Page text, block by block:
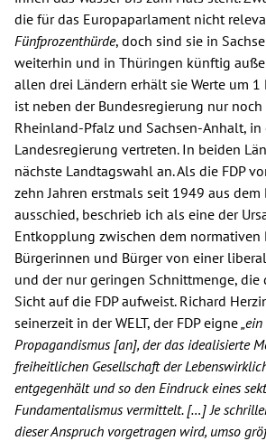
die für das Europaparlament nicht
Fünfprozenthürde, doch sind sie in
weiterhin und in Thüringen künftig
allen drei Ländern erhält sie Werte um 1
ist neben der Bundesregierung nur
Rheinland-Pfalz und Sachsen-Anhalt, in
Landesregierung vertreten. In beiden
nächste Landtagswahl an. Als die FDP
zehn Jahren erstmals seit 1949 aus dem
ausschied, beschrieb ich als eine der
Entkopplung zwischen dem normativen
Bürgerinnen und Bürger von einer
und der nur geringen Schnittmenge, die
Sicht auf die FDP aufweist. Richard
seinerzeit in der WELT, der FDP eigne„ein
Propagandismus [an], der das idealisierte
freiheitlichen Gesellschaft der
entgegenhält und so den Eindruck eines
Fundamentalismus vermittelt. […]Je
dieser Anspruch vorgetragen wird, umso